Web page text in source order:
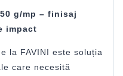
g/mp – finisaj
impact
la FAVINI este soluția
care necesită